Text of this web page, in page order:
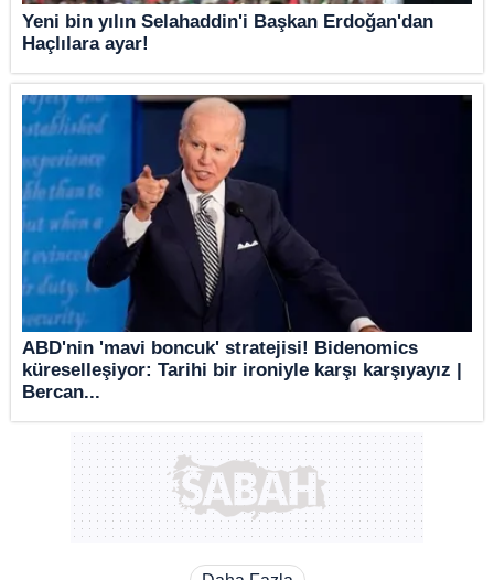
Yeni bin yılın Selahaddin'i Başkan Erdoğan'dan
Haçlılara ayar!
ABD'nin 'mavi boncuk' stratejisi! Bidenomics
küreselleşiyor: Tarihi bir ironiyle karşı karşıyayız |
Bercan...